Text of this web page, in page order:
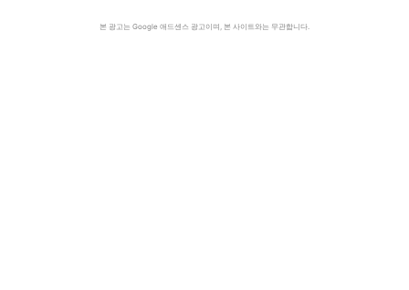
본 광고는 Google 애드센스 광고이며, 본 사이트와는 무관합니다.